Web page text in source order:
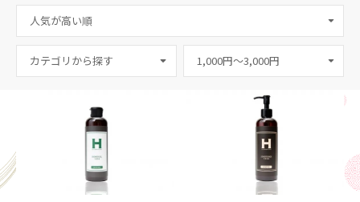
カテゴリから探す